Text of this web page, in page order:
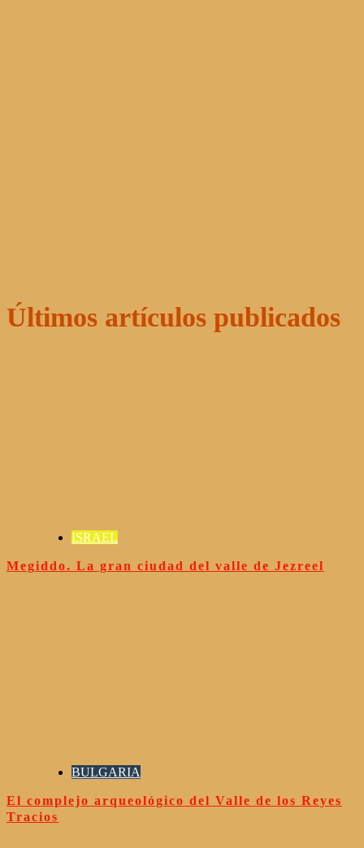
Últimos artículos publicados
ISRAEL
Megiddo. La gran ciudad del valle de Jezreel
BULGARIA
El complejo arqueológico del Valle de los Reyes
Tracios